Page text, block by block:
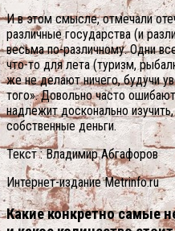
И в этом смысле, отмечали
различные государства (и
весьма по-различному. Одни
что-то для лета (туризм,
же не делают ничего, будучи
того». Довольно часто
надлежит досконально
собственные деньги.
Текст : Владимир Абгафоров
Интернет-издание Metrinfo.ru
Какие конкретно самые